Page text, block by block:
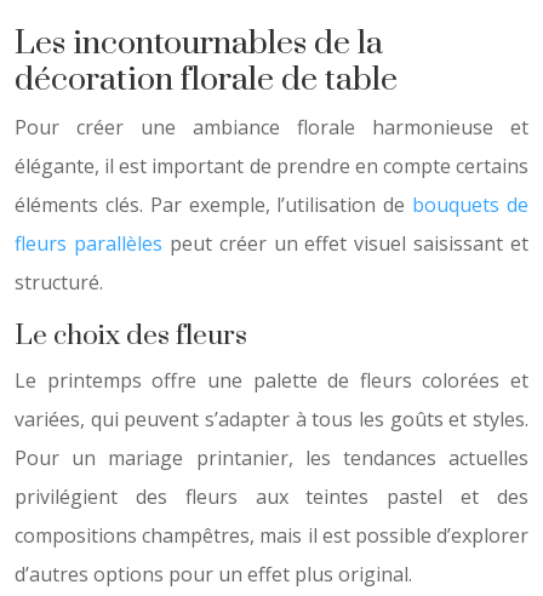
Les incontournables de la
décoration florale de table
Pour créer une ambiance florale harmonieuse et
élégante, il est important de prendre en compte certains
éléments clés. Par exemple, l’utilisation de bouquets de
fleurs parallèles peut créer un effet visuel saisissant et
structuré.
Le choix des fleurs
Le printemps offre une palette de fleurs colorées et
variées, qui peuvent s’adapter à tous les goûts et styles.
Pour un mariage printanier, les tendances actuelles
privilégient des fleurs aux teintes pastel et des
compositions champêtres, mais il est possible d’explorer
d’autres options pour un effet plus original.